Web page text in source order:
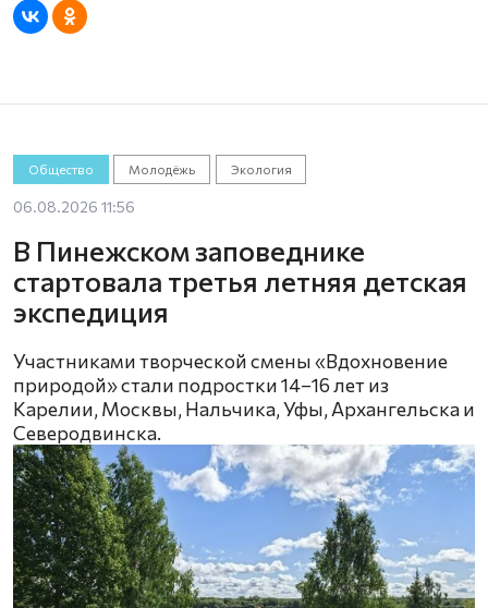
Общество Молодёжь Экология
06.08.2026 11:56
В Пинежском заповеднике
стартовала третья летняя детская
экспедиция
Участниками творческой смены «Вдохновение
природой» стали подростки 14–16 лет из
Карелии, Москвы, Нальчика, Уфы, Архангельска и
Северодвинска.